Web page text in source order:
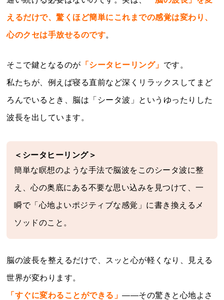
えるだけで、驚くほど簡単にこれまでの感覚は変わり、
心のクセは手放せるのです。
そこで鍵となるのが 「シータヒーリング」 です。
私たちが、例えば寝る直前など深くリラックスしてまど
ろんでいるとき、脳は「シータ波」というゆったりした
波長を出しています。
＜シータヒーリング＞
簡単な瞑想のような手法で脳波をこのシータ波に整
え、心の奥底にある不要な思い込みを見つけて、一
瞬で「心地よいポジティブな感覚」に書き換えるメ
ソッドのこと。
脳の波長を整えるだけで、スッと心が軽くなり、見える
世界が変わります。
「すぐに変わることができる」――その驚きと心地よさ